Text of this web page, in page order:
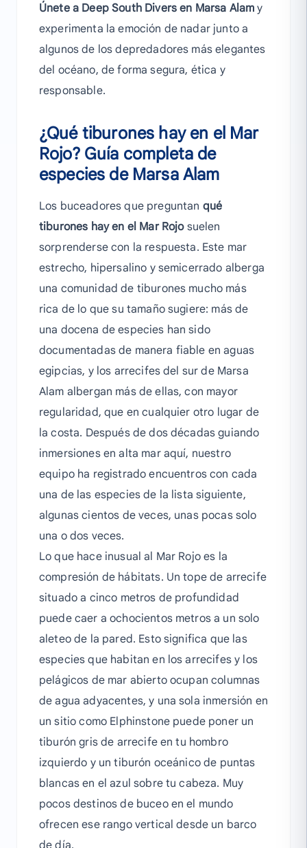
Únete a Deep South Divers en Marsa Alam y
experimenta la emoción de nadar junto a
algunos de los depredadores más elegantes
del océano, de forma segura, ética y
responsable.
¿Qué tiburones hay en el Mar
Rojo? Guía completa de
especies de Marsa Alam
Los buceadores que preguntan qué
tiburones hay en el Mar Rojosuelen
sorprenderse con la respuesta. Este mar
estrecho, hipersalino y semicerrado alberga
una comunidad de tiburones mucho más
rica de lo que su tamaño sugiere: más de
una docena de especies han sido
documentadas de manera fiable en aguas
egipcias, y los arrecifes del sur de Marsa
Alam albergan más de ellas, con mayor
regularidad, que en cualquier otro lugar de
la costa. Después de dos décadas guiando
inmersiones en alta mar aquí, nuestro
equipo ha registrado encuentros con cada
una de las especies de la lista siguiente,
algunas cientos de veces, unas pocas solo
una o dos veces.
Lo que hace inusual al Mar Rojo es la
compresión de hábitats. Un tope de arrecife
situado a cinco metros de profundidad
puede caer a ochocientos metros a un solo
aleteo de la pared. Esto significa que las
especies que habitan en los arrecifes y los
pelágicos de mar abierto ocupan columnas
de agua adyacentes, y una sola inmersión en
un sitio como Elphinstone puede poner un
tiburón gris de arrecife en tu hombro
izquierdo y un tiburón oceánico de puntas
blancas en el azul sobre tu cabeza. Muy
pocos destinos de buceo en el mundo
ofrecen ese rango vertical desde un barco
de día.